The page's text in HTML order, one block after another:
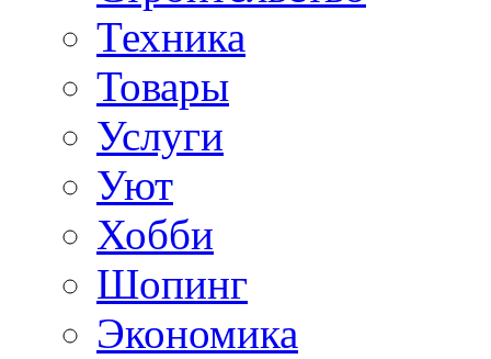
Техника
Товары
Услуги
Уют
Хобби
Шопинг
Экономика